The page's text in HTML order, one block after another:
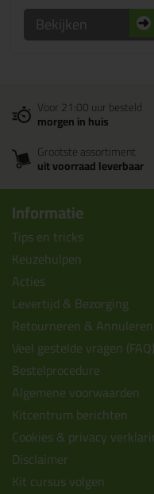
Bekijken
Voor 21:00 uur besteld
morgen in huis
Grootste assortiment
uit voorraad leverbaar
Informatie
Tips en tricks
Keuzehulpen
Acties
Levertijd & Bezorging
Retourneren & Annuleren
Veel gestelde vragen (FAQ)
Bestelprocedure
Algemene voorwaarden
Kitcentrum berichten
Cookies & privacy
Disclaimer
Kit cursus volgen